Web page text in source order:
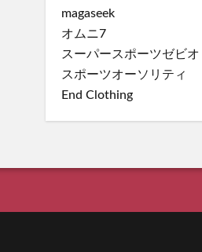
magaseek
オムニ7
スーパースポーツゼビオ
スポーツオーソリティ
End Clothing